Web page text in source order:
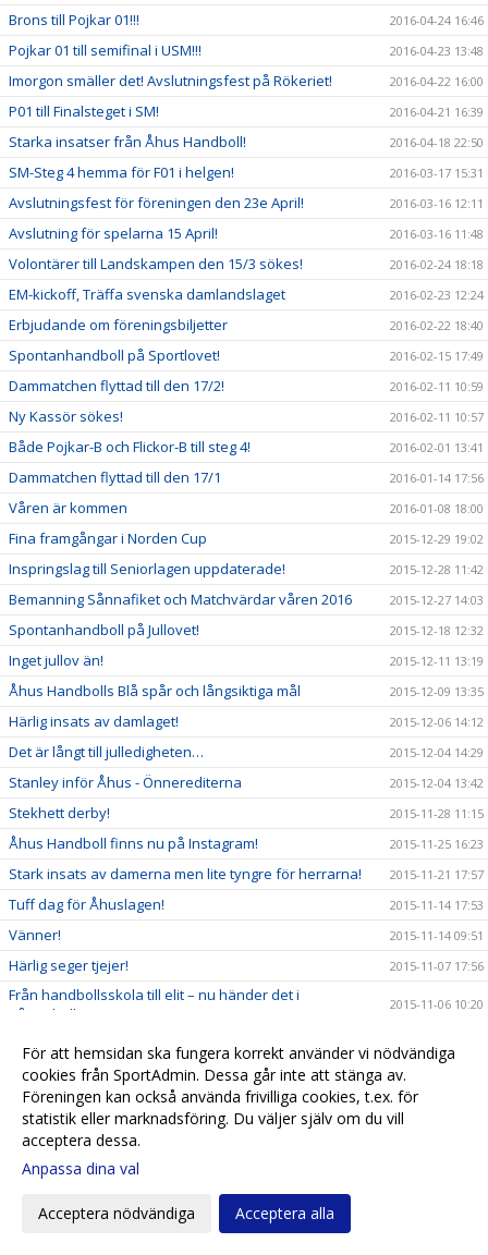
Brons till Pojkar 01!!! 2016-04-24 16:46
Pojkar 01 till semifinal i USM!!! 2016-04-23 13:48
Imorgon smäller det! Avslutningsfest på Rökeriet! 2016-04-22 16:00
P01 till Finalsteget i SM! 2016-04-21 16:39
Starka insatser från Åhus Handboll! 2016-04-18 22:50
SM-Steg 4 hemma för F01 i helgen! 2016-03-17 15:31
Avslutningsfest för föreningen den 23e April! 2016-03-16 12:11
Avslutning för spelarna 15 April! 2016-03-16 11:48
Volontärer till Landskampen den 15/3 sökes! 2016-02-24 18:18
EM-kickoff, Träffa svenska damlandslaget 2016-02-23 12:24
Erbjudande om föreningsbiljetter 2016-02-22 18:40
Spontanhandboll på Sportlovet! 2016-02-15 17:49
Dammatchen flyttad till den 17/2! 2016-02-11 10:59
Ny Kassör sökes! 2016-02-11 10:57
Både Pojkar-B och Flickor-B till steg 4! 2016-02-01 13:41
Dammatchen flyttad till den 17/1 2016-01-14 17:56
Våren är kommen 2016-01-08 18:00
Fina framgångar i Norden Cup 2015-12-29 19:02
Inspringslag till Seniorlagen uppdaterade! 2015-12-28 11:42
Bemanning Sånnafiket och Matchvärdar våren 2016 2015-12-27 14:03
Spontanhandboll på Jullovet! 2015-12-18 12:32
Inget jullov än! 2015-12-11 13:19
Åhus Handbolls Blå spår och långsiktiga mål 2015-12-09 13:35
Härlig insats av damlaget! 2015-12-06 14:12
Det är långt till julledigheten… 2015-12-04 14:29
Stanley inför Åhus - Önnerediterna 2015-12-04 13:42
Stekhett derby! 2015-11-28 11:15
Åhus Handboll finns nu på Instagram! 2015-11-25 16:23
Stark insats av damerna men lite tyngre för herrarna! 2015-11-21 17:57
Tuff dag för Åhuslagen! 2015-11-14 17:53
Vänner! 2015-11-14 09:51
Härlig seger tjejer! 2015-11-07 17:56
Från handbollsskola till elit – nu händer det i
Sånnahallen igen!
2015-11-06 10:20
Åhus Handboll har haft årsmöte 2015-10-28 17:59
Spontanhandboll på Höstlovet 2015-10-27 10:44
Kom ihåg - Årsmöte 2015-10-25 21:09
Härlig insats av damerna
Dags för revansch!
Dubbelarrangemang i Sånnahallen på lördag
Första vinsten i division 1!!!
För att hemsidan ska fungera korrekt använder vi nödvändiga
cookies från SportAdmin. Dessa går inte att stänga av.
Föreningen kan också använda frivilliga cookies, t.ex. för
statistik eller marknadsföring. Du väljer själv om du vill
acceptera dessa.
Anpassa dina val
Acceptera nödvändiga Acceptera alla